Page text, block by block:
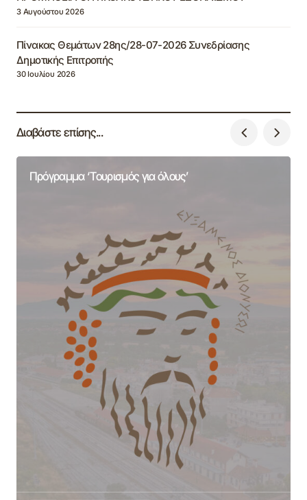
3 Αυγούστου 2026
Πίνακας Θεμάτων 28ης/28-07-2026 Συνεδρίασης
Δημοτικής Επιτροπής
30 Ιουλίου 2026
Διαβάστε επίσης...
Πρόγραμμα ‘Τουρισμός για όλους’